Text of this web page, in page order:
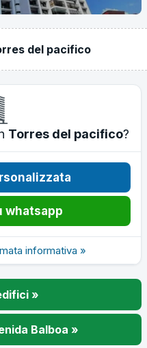
del pacifico
Torres del pacifico?
whatsapp
informativa »
»
Balboa »